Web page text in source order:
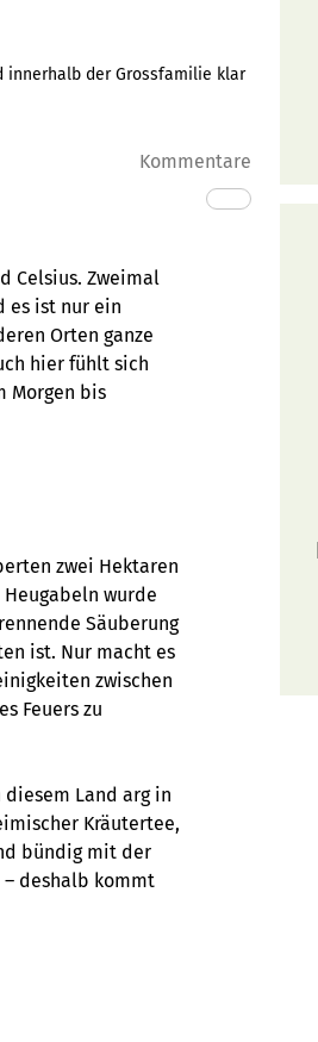
innerhalb der Grossfamilie klar
Kommentare
Celsius. Zweimal
es ist nur ein
Orten ganze
hier fühlt sich
Morgen bis
zwei Hektaren
wurde
Säuberung
ist. Nur macht es
zwischen
Feuers zu
diesem Land arg in
Kräutertee,
bündig mit der
– deshalb kommt